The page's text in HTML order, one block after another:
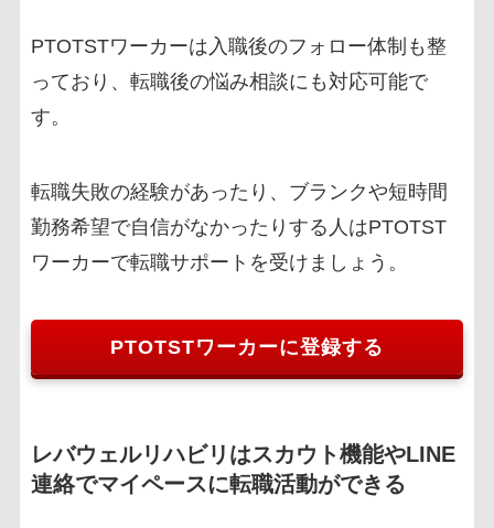
PTOTSTワーカーは入職後のフォロー体制も整
っており、転職後の悩み相談にも対応可能で
す。
転職失敗の経験があったり、ブランクや短時間
勤務希望で自信がなかったりする人はPTOTST
ワーカーで転職サポートを受けましょう。
PTOTSTワーカーに登録する
レバウェルリハビリはスカウト機能やLINE
連絡でマイペースに転職活動ができる